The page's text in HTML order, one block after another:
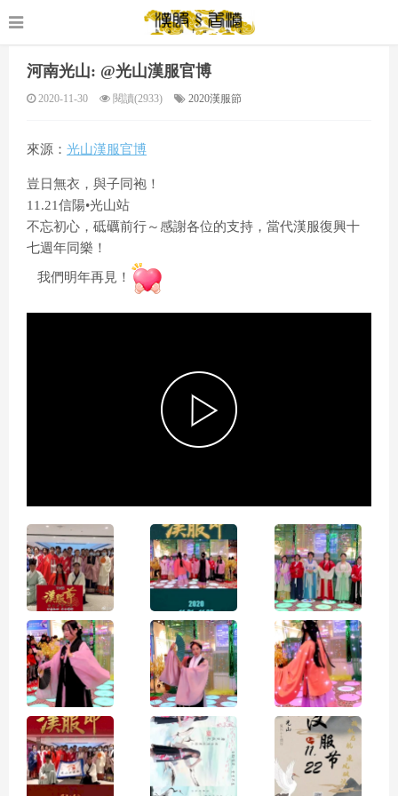
河南光山: @光山漢服官博
2020-11-30 閱讀(2933) 2020漢服節
來源： 光山漢服官博
豈日無衣，與子同袍！
11.21信陽•光山站
不忘初心，砥礪前行～感謝各位的支持，當代漢服復興十
七週年同樂！
我們明年再見！
P
l
a
y
V